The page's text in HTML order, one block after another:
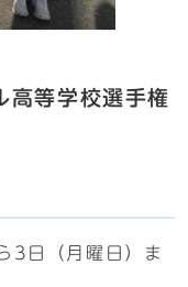
高等学校選手権
3日（月曜日）ま